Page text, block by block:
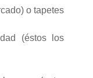
o tapetes
(éstos los